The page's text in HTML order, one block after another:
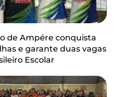
de Ampére conquista
e garante duas vagas
Escolar